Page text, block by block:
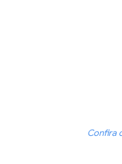
Confira